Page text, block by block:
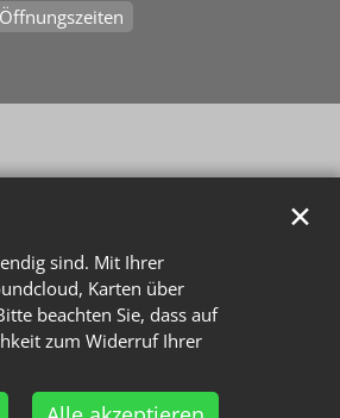
sind. Mit Ihrer
Karten über
beachten Sie, dass auf
zum Widerruf Ihrer
✕